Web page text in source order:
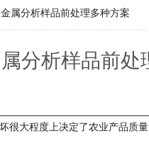
属分析样品前处理多种方案
分析样品前处
大程度上决定了农业产品质